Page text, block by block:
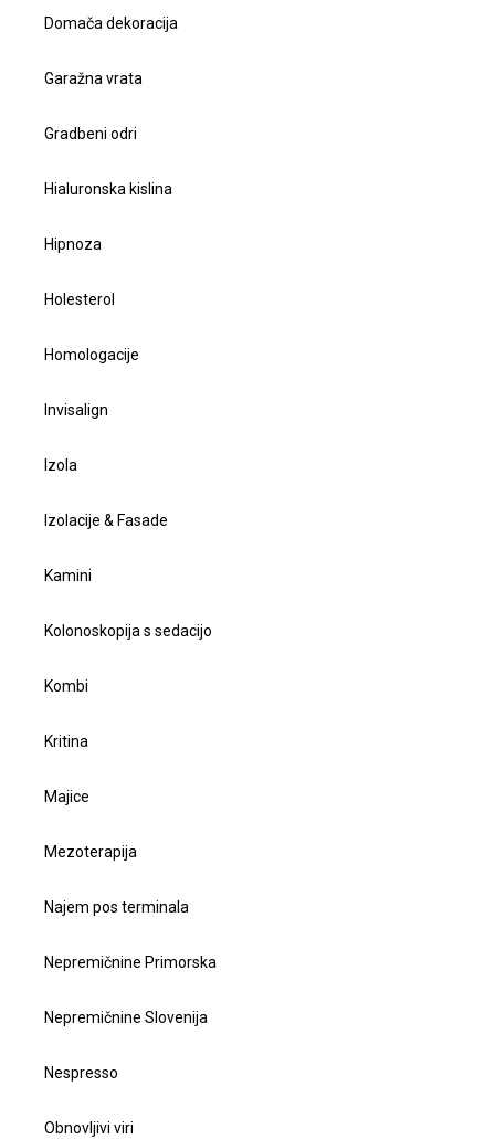
Domača dekoracija
Garažna vrata
Gradbeni odri
Hialuronska kislina
Hipnoza
Holesterol
Homologacije
Invisalign
Izola
Izolacije & Fasade
Kamini
Kolonoskopija s sedacijo
Kombi
Kritina
Majice
Mezoterapija
Najem pos terminala
Nepremičnine Primorska
Nepremičnine Slovenija
Nespresso
Obnovljivi viri